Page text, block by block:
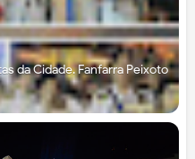
da Cidade. Fanfarra Peixoto